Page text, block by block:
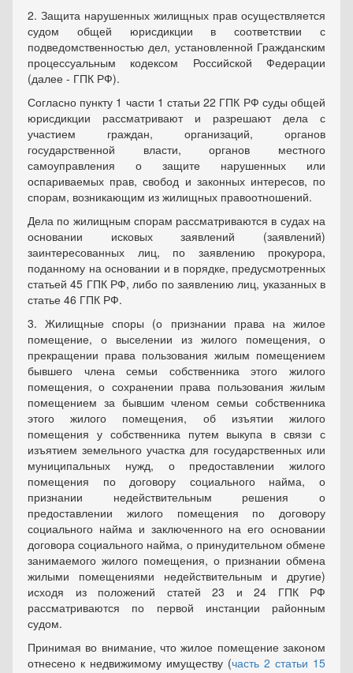
2. Защита нарушенных жилищных прав осуществляется
судом общей юрисдикции в соответствии с
подведомственностью дел, установленной Гражданским
процессуальным кодексом Российской Федерации
(далее - ГПК РФ).
Согласно пункту 1 части 1 статьи 22 ГПК РФ суды общей
юрисдикции рассматривают и разрешают дела с
участием граждан, организаций, органов
государственной власти, органов местного
самоуправления о защите нарушенных или
оспариваемых прав, свобод и законных интересов, по
спорам, возникающим из жилищных правоотношений.
Дела по жилищным спорам рассматриваются в судах на
основании исковых заявлений (заявлений)
заинтересованных лиц, по заявлению прокурора,
поданному на основании и в порядке, предусмотренных
статьей 45 ГПК РФ, либо по заявлению лиц, указанных в
статье 46 ГПК РФ.
3. Жилищные споры (о признании права на жилое
помещение, о выселении из жилого помещения, о
прекращении права пользования жилым помещением
бывшего члена семьи собственника этого жилого
помещения, о сохранении права пользования жилым
помещением за бывшим членом семьи собственника
этого жилого помещения, об изъятии жилого
помещения у собственника путем выкупа в связи с
изъятием земельного участка для государственных или
муниципальных нужд, о предоставлении жилого
помещения по договору социального найма, о
признании недействительным решения о
предоставлении жилого помещения по договору
социального найма и заключенного на его основании
договора социального найма, о принудительном обмене
занимаемого жилого помещения, о признании обмена
жилыми помещениями недействительным и другие)
исходя из положений статей 23 и 24 ГПК РФ
рассматриваются по первой инстанции районным
судом.
Принимая во внимание, что жилое помещение законом
отнесено к недвижимому имуществу (часть 2 статьи 15